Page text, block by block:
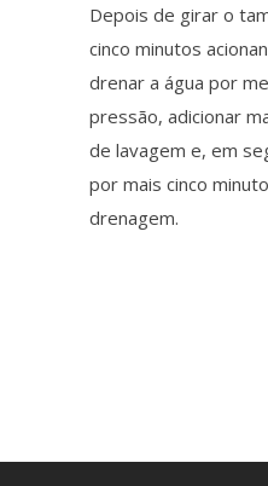
Depois de girar o
cinco minutos
drenar a água por
pressão, adicionar
de lavagem e, em
por mais cinco
drenagem.